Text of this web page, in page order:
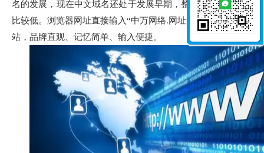
名的发展，现在中文域名还处于发展早期，整体的投入成本也
比较低。浏览器网址直接输入“中万网络.网址”即可访问相应网
站，品牌直观、记忆简单、输入便捷。